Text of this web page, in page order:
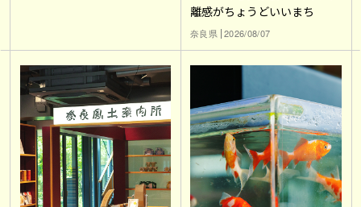
離感がちょうどいいまち
奈良県 2026/08/07